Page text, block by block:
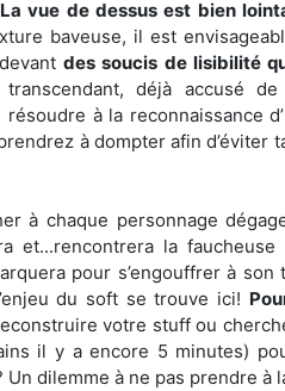
vue de dessus est bien
baveuse, il est
des soucis de lisibilité
déjà accusé
résoudre à la reconnaissance
à dompter afin d’éviter
à chaque personnage
et...rencontrera la faucheuse
pour s’engouffrer à son
du soft se trouve ici!
votre stuff ou
il y a encore 5 minutes)
dilemme à ne pas prendre à